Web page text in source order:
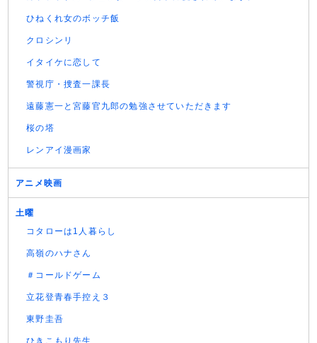
ひねくれ女のボッチ飯
クロシンリ
イタイケに恋して
警視庁・捜査一課長
遠藤憲一と宮藤官九郎の勉強させていただきます
桜の塔
レンアイ漫画家
アニメ映画
土曜
コタローは1人暮らし
高嶺のハナさん
＃コールドゲーム
立花登青春手控え３
東野圭吾
ひきこもり先生